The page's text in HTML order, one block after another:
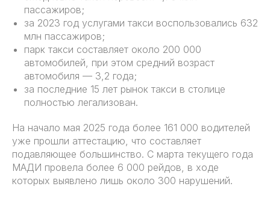
пассажиров;
за 2023 год услугами такси воспользовались 632
млн пассажиров;
парк такси составляет около 200 000
автомобилей, при этом средний возраст
автомобиля — 3,2 года;
за последние 15 лет рынок такси в столице
полностью легализован.
На начало мая 2025 года более 161 000 водителей
уже прошли аттестацию, что составляет
подавляющее большинство. С марта текущего года
МАДИ провела более 6 000 рейдов, в ходе
которых выявлено лишь около 300 нарушений.